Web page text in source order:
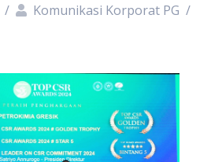
/ Komunikasi Korporat PG /